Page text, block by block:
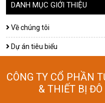
DANH MỤC GIỚI THIỆU
Về chúng tôi
Dự án tiêu biểu
CÔNG TY CỔ PHẦN
& THIẾT BỊ